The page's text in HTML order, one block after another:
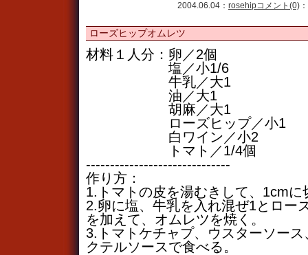
2004.06.04： rosehipコメント(0)
ローズヒップオムレツ
材料１人分：卵／2個
塩／小1/6
牛乳／大1
油／大1
胡麻／大1
ローズヒップ／小1
白ワイン／小2
トマト／1/4個
------------------------------
作り方：
1.トマトの皮を湯むきして、1cmに
2.卵に塩、牛乳を入れ混ぜ1とロー
を加えて、オムレツを焼く。
3.トマトケチャプ、ウスターソー
クテルソースで食べる。